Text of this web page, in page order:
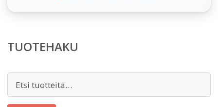
TUOTEHAKU